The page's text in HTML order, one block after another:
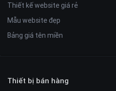
Thiết kế website giá rẻ
Mẫu website đẹp
Bảng giá tên miền
Thiết bị bán hàng